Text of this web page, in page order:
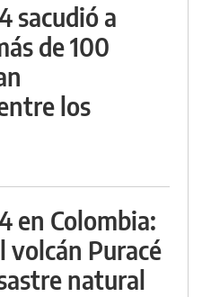
sacudió a
de 100
los
en Colombia:
volcán Puracé
natural